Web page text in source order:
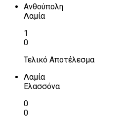
Ανθούπολη
Λαμία
1
0
Τελικό Αποτέλεσμα
Λαμία
Ελασσόνα
0
0